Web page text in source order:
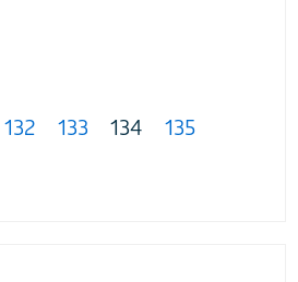
132 133 134
135